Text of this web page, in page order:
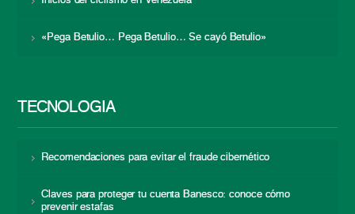
«Pega Betulio… Pega Betulio… Se cayó Betulio»
TECNOLOGÍA
Recomendaciones para evitar el fraude cibernético
Claves para proteger tu cuenta Banesco: conoce cómo
prevenir estafas